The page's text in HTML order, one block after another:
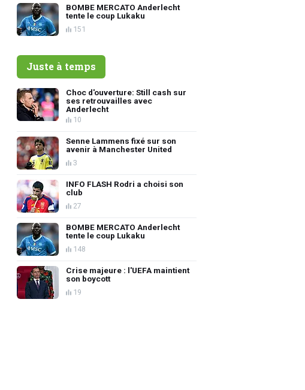
BOMBE MERCATO Anderlecht
tente le coup Lukaku
151
Juste à temps
Choc d'ouverture: Still cash sur
ses retrouvailles avec
Anderlecht
10
Senne Lammens fixé sur son
avenir à Manchester United
3
INFO FLASH Rodri a choisi son
club
27
BOMBE MERCATO Anderlecht
tente le coup Lukaku
148
Crise majeure : l'UEFA maintient
son boycott
19